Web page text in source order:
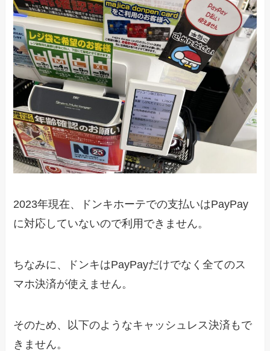
2023年現在、ドンキホーテでの支払いはPayPay
に対応していないので利用できません。
ちなみに、ドンキはPayPayだけでなく全てのス
マホ決済が使えません。
そのため、以下のようなキャッシュレス決済もで
きません。